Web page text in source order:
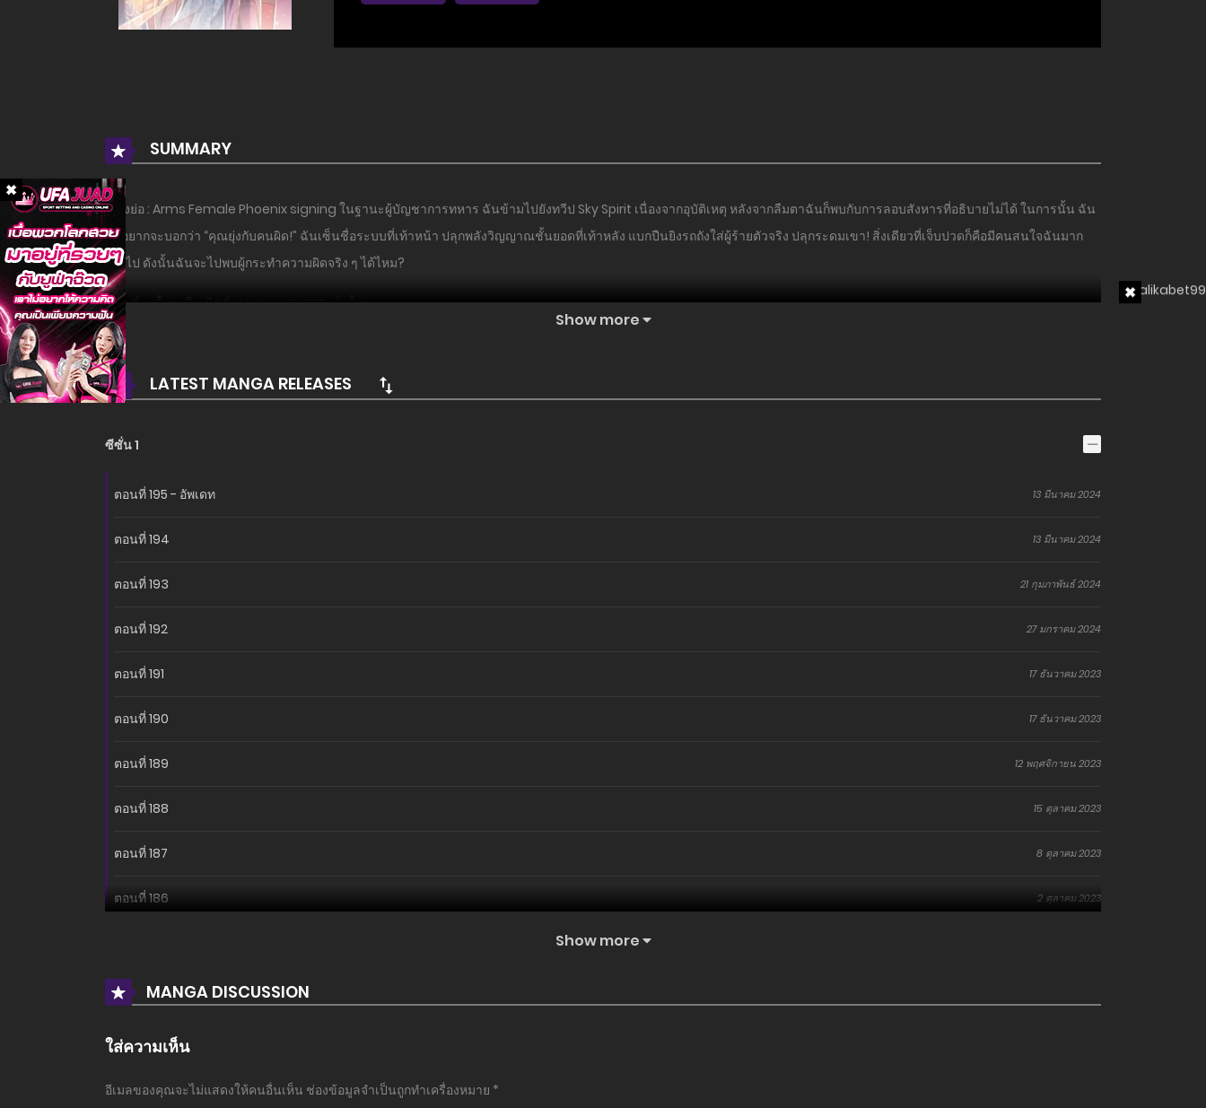
SUMMARY
เรื่องย่อ : Arms Female Phoenix signing ในฐานะผู้บัญชาการทหาร ฉันข้ามไปยังทวีป Sky Spirit เนื่องจากอุบัติเหตุ หลังจากลืมตาฉันก็พบกับการลอบสังหารที่อธิบายไม่ได้ ในการนั้น ฉัน
แค่อยากจะบอกว่า “คุณยุ่งกับคนผิด!” ฉันเซ็นชื่อระบบที่เท้าหน้า ปลุกพลังวิญญาณชั้นยอดที่เท้าหลัง แบกปืนยิงรถถังใส่ผู้ร้ายตัวจริง ปลุกระดมเขา! สิ่งเดียวที่เจ็บปวดก็คือมีคนสนใจฉันมาก
เกินไป ดังนั้นฉันจะไปพบผู้กระทำความผิดจริง ๆ ได้ไหม?
อ่านเรื่องนี้ก่อนใครได้ที่ MANGA-LC.NET เท่่านั้น!
Show more
LATEST MANGA RELEASES
ซีซั่น 1
ตอนที่ 195 - อัพเดท 13 มีนาคม 2024
ตอนที่ 194 13 มีนาคม 2024
ตอนที่ 193 21 กุมภาพันธ์ 2024
ตอนที่ 192 27 มกราคม 2024
ตอนที่ 191 17 ธันวาคม 2023
ตอนที่ 190 17 ธันวาคม 2023
ตอนที่ 189 12 พฤศจิกายน 2023
ตอนที่ 188 15 ตุลาคม 2023
ตอนที่ 187 8 ตุลาคม 2023
ตอนที่ 186 2 ตุลาคม 2023
ตอนที่ 184
Show more
MANGA DISCUSSION
ใส่ความเห็น
อีเมลของคุณจะไม่แสดงให้คนอื่นเห็น ช่องข้อมูลจำเป็นถูกทำเครื่องหมาย *